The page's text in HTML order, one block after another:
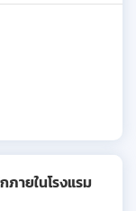
ายในโรงแรม